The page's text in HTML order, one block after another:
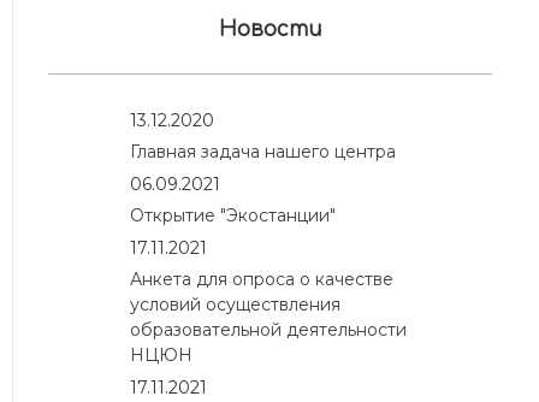
Новости
13.12.2020
Главная задача нашего центра
06.09.2021
Открытие "Экостанции"
17.11.2021
Анкета для опроса о качестве
условий осуществления
образовательной деятельности
НЦЮН
17.11.2021